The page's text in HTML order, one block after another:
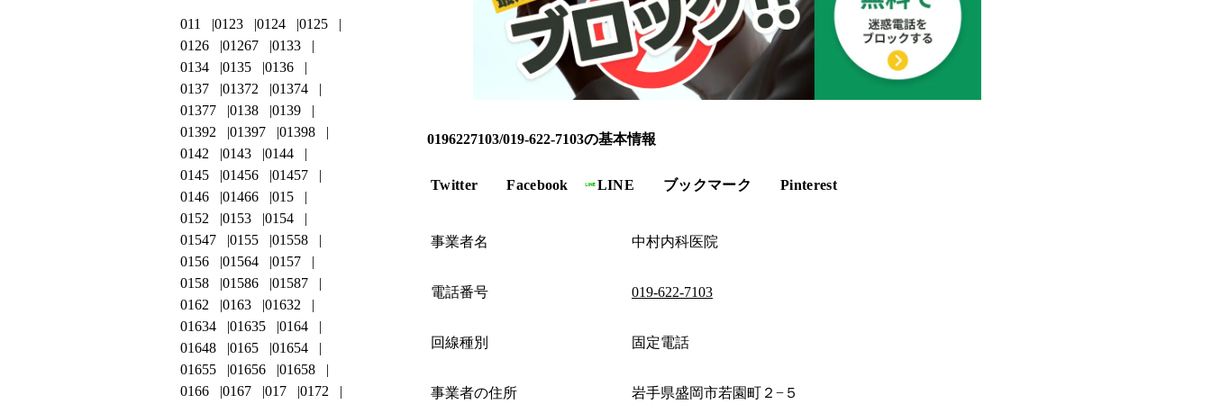
0196227103/019-622-7103の基本情報
Twitter Facebook LINE ブックマーク Pinterest
事業者名 中村内科医院
電話番号 019-622-7103
回線種別 固定電話
事業者の住所 岩手県盛岡市若園町２−５
011 0123 0124
0125
0126
01267
0133
0134
0135
0136
0137
01372
01374
01377
0138
0139
01392
01397
01398
0142
0143
0144
0145
01456
01457
0146
01466
015
0152
0153
0154
01547
0155
01558
0156
01564
0157
0158
01586
01587
0162
0163
01632
01634
01635
0164
01648
0165
01654
01655
01656
01658
0166
0167 017
0172